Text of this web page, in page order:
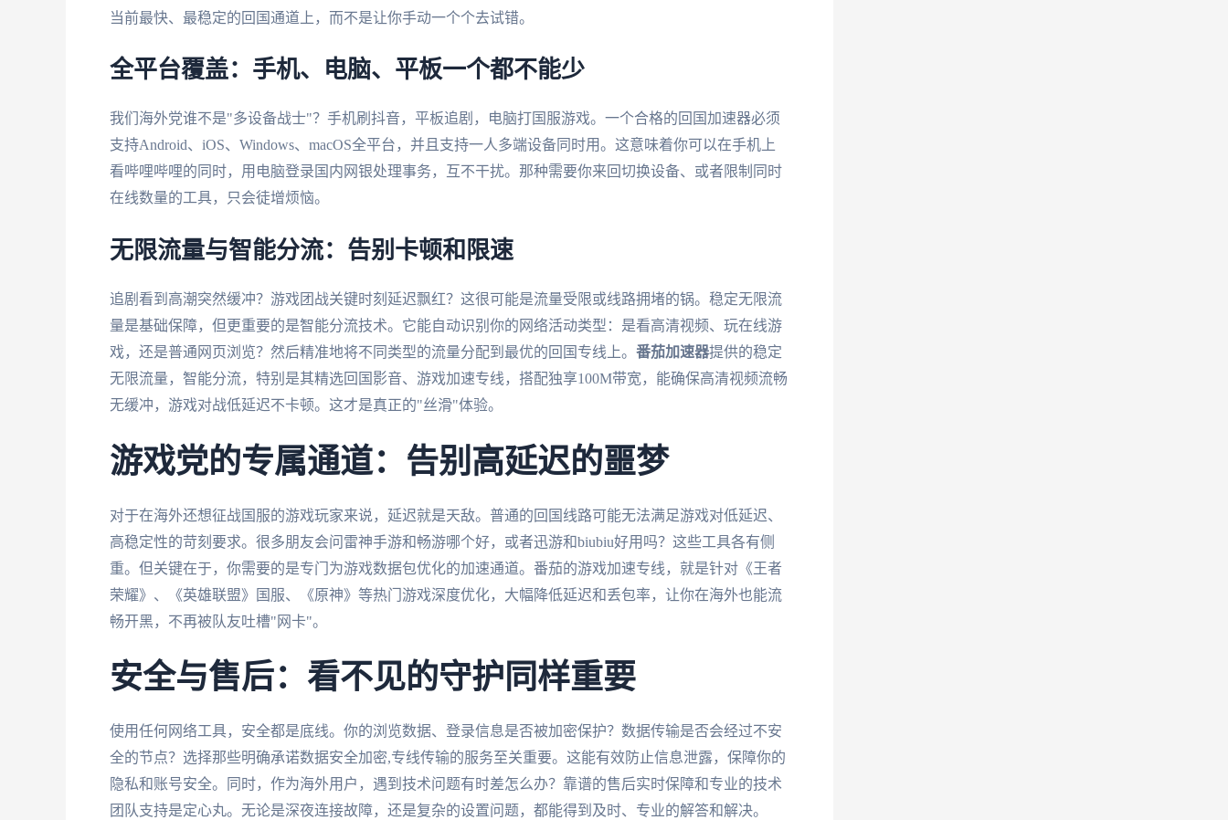
当前最快、最稳定的回国通道上，而不是让你手动一个个去试错。
全平台覆盖：手机、电脑、平板一个都不能少
我们海外党谁不是"多设备战士"？手机刷抖音，平板追剧，电脑打国服游戏。一个合格的回国加速器必须
支持Android、iOS、Windows、macOS全平台，并且支持一人多端设备同时用。这意味着你可以在手机上
看哔哩哔哩的同时，用电脑登录国内网银处理事务，互不干扰。那种需要你来回切换设备、或者限制同时
在线数量的工具，只会徒增烦恼。
无限流量与智能分流：告别卡顿和限速
追剧看到高潮突然缓冲？游戏团战关键时刻延迟飘红？这很可能是流量受限或线路拥堵的锅。稳定无限流
量是基础保障，但更重要的是智能分流技术。它能自动识别你的网络活动类型：是看高清视频、玩在线游
戏，还是普通网页浏览？然后精准地将不同类型的流量分配到最优的回国专线上。 番茄加速器提供的稳定
无限流量，智能分流，特别是其精选回国影音、游戏加速专线，搭配独享100M带宽，能确保高清视频流畅
无缓冲，游戏对战低延迟不卡顿。这才是真正的"丝滑"体验。
游戏党的专属通道：告别高延迟的噩梦
对于在海外还想征战国服的游戏玩家来说，延迟就是天敌。普通的回国线路可能无法满足游戏对低延迟、
高稳定性的苛刻要求。很多朋友会问雷神手游和畅游哪个好，或者迅游和biubiu好用吗？这些工具各有侧
重。但关键在于，你需要的是专门为游戏数据包优化的加速通道。番茄的游戏加速专线，就是针对《王者
荣耀》、《英雄联盟》国服、《原神》等热门游戏深度优化，大幅降低延迟和丢包率，让你在海外也能流
畅开黑，不再被队友吐槽"网卡"。
安全与售后：看不见的守护同样重要
使用任何网络工具，安全都是底线。你的浏览数据、登录信息是否被加密保护？数据传输是否会经过不安
全的节点？选择那些明确承诺数据安全加密,专线传输的服务至关重要。这能有效防止信息泄露，保障你的
隐私和账号安全。同时，作为海外用户，遇到技术问题有时差怎么办？靠谱的售后实时保障和专业的技术
团队支持是定心丸。无论是深夜连接故障，还是复杂的设置问题，都能得到及时、专业的解答和解决。